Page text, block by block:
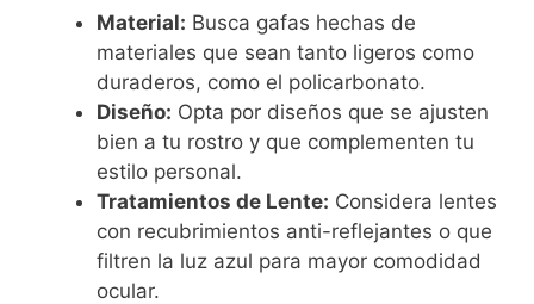
Material: Busca gafas hechas de
materiales que sean tanto ligeros como
duraderos, como el policarbonato.
Diseño: Opta por diseños que se ajusten
bien a tu rostro y que complementen tu
estilo personal.
Tratamientos de Lente: Considera lentes
con recubrimientos anti-reflejantes o que
filtren la luz azul para mayor comodidad
ocular.